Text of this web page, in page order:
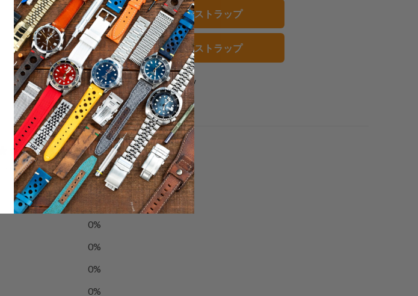
で
共
有
す
る
友
達
に
送
レザー 腕時計ストラップ
グレー 腕時計ストラップ
1 review
1 review
100%
0%
0%
0%
0%